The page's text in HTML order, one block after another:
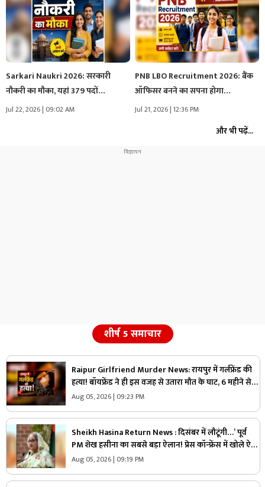
Sarkari Naukri 2026: सरकारी
नौकरी का मौका, यहां 379 पदों…
Jul 22, 2026 | 09:02 AM
PNB LBO Recruitment 2026: बैंक
ऑफिसर बनने का सपना होगा…
Jul 21, 2026 | 12:36 PM
और भी पढ़ें...
शीर्ष 5 समाचार
Raipur Girlfriend Murder News: रायपुर में गर्लफ्रेंड की
हत्या! बॉयफ्रेंड ने ही इस वजह से उतारा मौत के घाट, 6 महीने से
रह रहे थे लिव इन में
Aug 05, 2026 | 09:23 PM
Sheikh Hasina Return News : दिसंबर में लौटूंगी…’ पूर्व
PM शेख हसीना का सबसे बड़ा ऐलान! प्रेस कॉन्फ्रेंस में खोले ऐसे
राज, मच सकता है सियासी भूचाल
Aug 05, 2026 | 09:19 PM